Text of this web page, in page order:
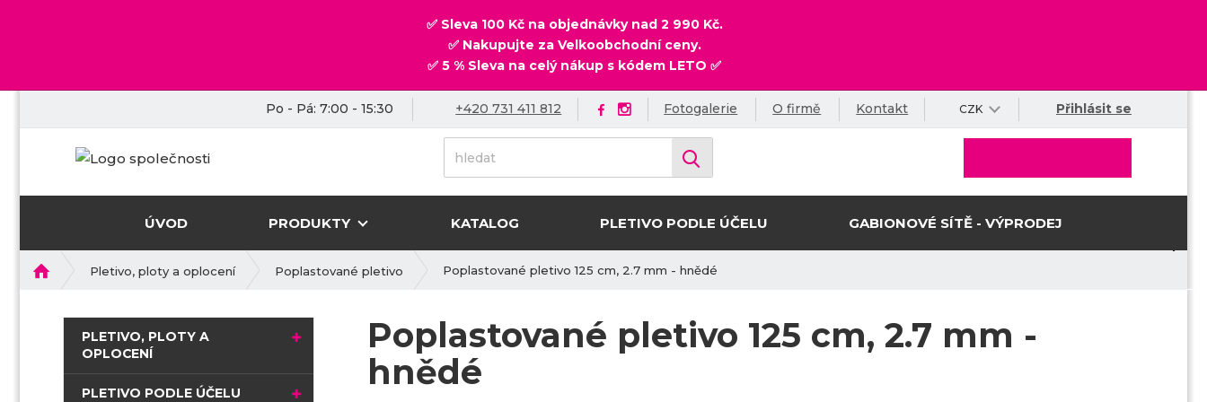
✅ Sleva 100 Kč na objednávky nad 2 990 Kč.
✅ Nakupujte za Velkoobchodní ceny.
✅ 5 % Sleva na celý nákup s kódem LETO ✅
Po - Pá: 7:00 - 15:30 +420 731 411 812 Fotogalerie O firmě Kontakt CZK Přihlásit se
ÚVOD PRODUKTY KATALOG PLETIVO PODLE ÚČELU GABIONOVÉ SÍTĚ - VÝPRODEJ
Pletivo, ploty a oplocení Poplastované pletivo Poplastované pletivo 125 cm, 2.7 mm - hnědé
Poplastované pletivo 125 cm, 2.7 mm -
hnědé
PLETIVO, PLOTY A
OPLOCENÍ
PLETIVO PODLE ÚČELU